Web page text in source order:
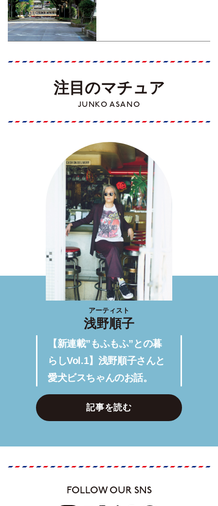
注目のマチュア
JUNKO ASANO
アーティスト
浅野順子
【新連載”もふもふ”との暮
らしVol.1】浅野順子さんと
愛犬ビスちゃんのお話。
記事を読む
FOLLOW OUR SNS